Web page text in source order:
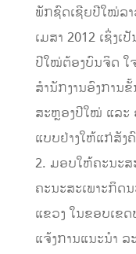
ພັກຊົດເຊີຍປີໃໝ່ລ
ເມສາ 2012 ເຊິ່ງ
ປີໃໝ່ຕ້ອງບົນຈິດ
ສໍານັກງານອົງການ
ສະຫຼອງປີໃໝ່ ແລະ
ແບບຢ່າງໃຫ້ແກ່ສັງ
2. ມອບໃຫ້ຄະນະສ
ຄະນະສະເພາະກິດ
ແຂວງ ໃນຂອບເຂ
ແຈ້ງການແນະນໍາ